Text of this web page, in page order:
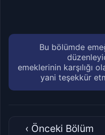
Bu bölümde
emeklerinin karşılığı
yani teşekkür
‹ Önceki Bölüm